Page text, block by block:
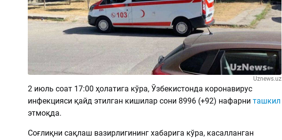
Uznews.uz
2 июль соат 17:00 ҳолатига кўра, Ўзбекистонда коронавирус
инфекцияси қайд этилган кишилар сони 8996 (+92) нафарни ташкил
этмоқда.
Соғлиқни сақлаш вазирлигининг хабарига кўра, касалланган